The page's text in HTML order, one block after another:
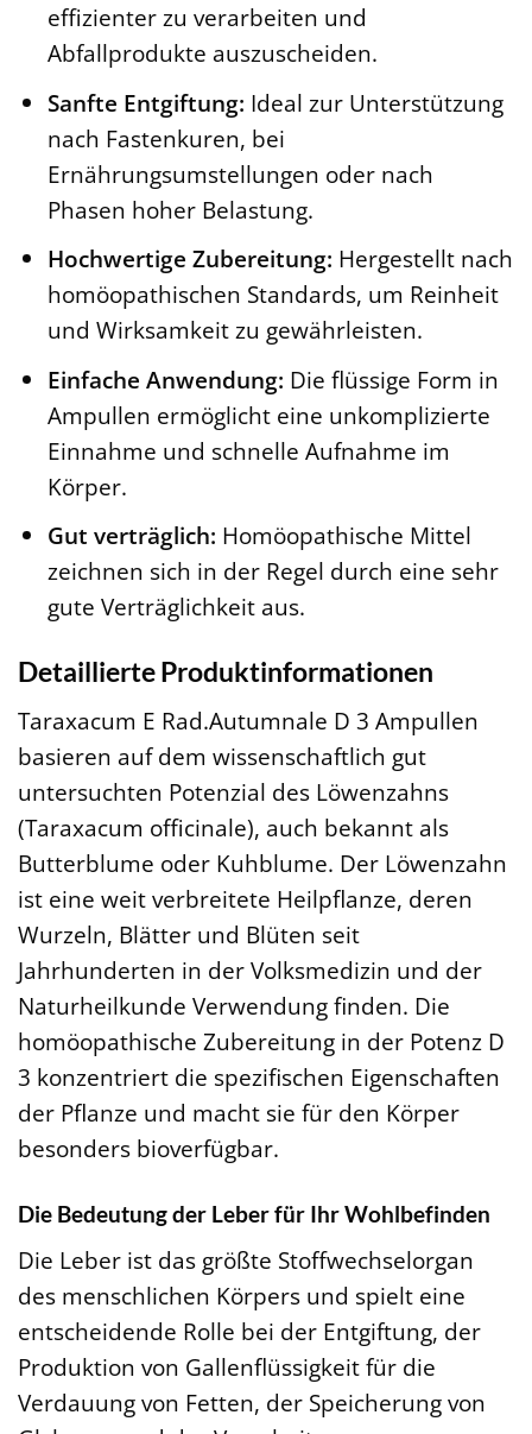
effizienter zu verarbeiten und
Abfallprodukte auszuscheiden.
Sanfte Entgiftung: Ideal zur Unterstützung
nach Fastenkuren, bei
Ernährungsumstellungen oder nach
Phasen hoher Belastung.
Hochwertige Zubereitung: Hergestellt nach
homöopathischen Standards, um Reinheit
und Wirksamkeit zu gewährleisten.
Einfache Anwendung: Die flüssige Form in
Ampullen ermöglicht eine unkomplizierte
Einnahme und schnelle Aufnahme im
Körper.
Gut verträglich: Homöopathische Mittel
zeichnen sich in der Regel durch eine sehr
gute Verträglichkeit aus.
Detaillierte Produktinformationen
Taraxacum E Rad.Autumnale D 3 Ampullen
basieren auf dem wissenschaftlich gut
untersuchten Potenzial des Löwenzahns
(Taraxacum officinale), auch bekannt als
Butterblume oder Kuhblume. Der Löwenzahn
ist eine weit verbreitete Heilpflanze, deren
Wurzeln, Blätter und Blüten seit
Jahrhunderten in der Volksmedizin und der
Naturheilkunde Verwendung finden. Die
homöopathische Zubereitung in der Potenz D
3 konzentriert die spezifischen Eigenschaften
der Pflanze und macht sie für den Körper
besonders bioverfügbar.
Die Bedeutung der Leber für Ihr Wohlbefinden
Die Leber ist das größte Stoffwechselorgan
des menschlichen Körpers und spielt eine
entscheidende Rolle bei der Entgiftung, der
Produktion von Gallenflüssigkeit für die
Verdauung von Fetten, der Speicherung von